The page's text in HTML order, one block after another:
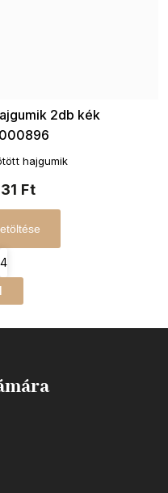
2db kék
Ft
hajgumik
4